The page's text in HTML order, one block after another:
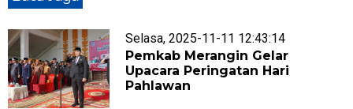
Selasa, 2025-11-11 12:43:14
Pemkab Merangin Gelar
Upacara Peringatan Hari
Pahlawan